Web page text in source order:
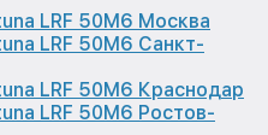
LRF 50M6 Москва
LRF 50M6 Санкт-
LRF 50M6 Краснодар
LRF 50M6 Ростов-